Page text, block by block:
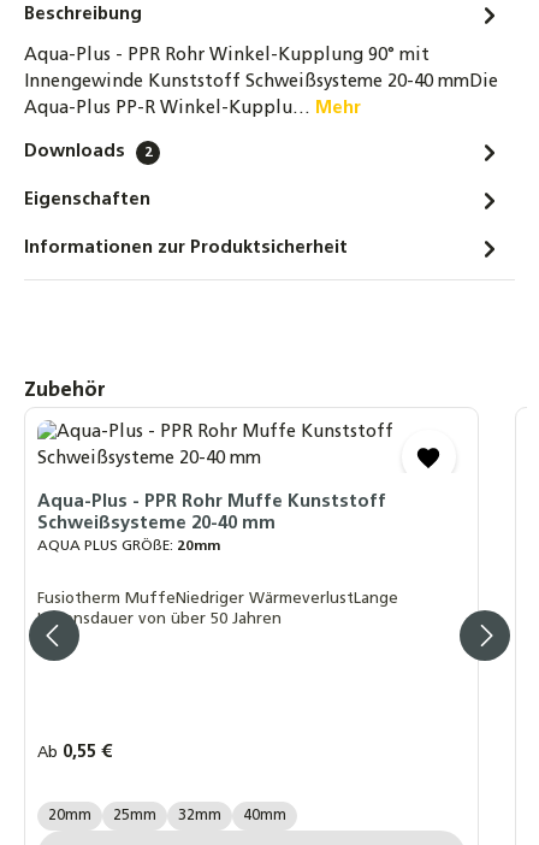
Aqua-Plus - PPR Rohre / Stangen Kunststoff
Schweißsysteme 20-40 mm - 2 Meter
3,80 €
Aqua-Plus - PPR Rohre / Stangen mit
Schweißsysteme 20-25 mm - 2 Meter
3,80 €
3,80 €
Beschreibung
Aqua-Plus - PPR Rohr Winkel-Kupplung 90° mit
Innengewinde Kunststoff Schweißsysteme 20-40 mmDie
Aqua-Plus PP-R Winkel-Kupplu… Mehr
Downloads 2
Eigenschaften
Informationen zur Produktsicherheit
Produktgalerie überspringen
Zubehör
Aqua-Plus - PPR Rohr Muffe Kunststoff
Schweißsysteme 20-40 mm
AQUA PLUS GRÖßE: 20mm
Fusiotherm MuffeNiedriger WärmeverlustLange
Lebensdauer von über 50 Jahren
Regulärer Preis:
Ab 0,55 €
AQUA PLUS GRÖßE:
20mm 25mm 32mm 40mm